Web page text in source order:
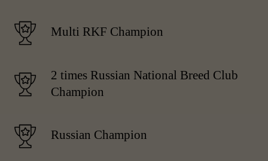
Multi RKF Champion
2 times Russian National Breed Club
Champion
Russian Champion